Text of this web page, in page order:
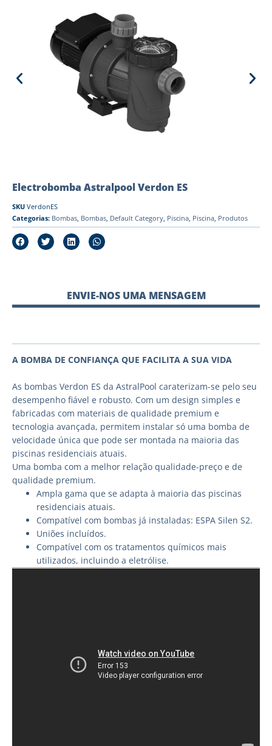
Electrobomba Astralpool Verdon ES
SKU VerdonES
Categorias: Bombas, Bombas, Default Category, Piscina, Piscina, Produtos
ENVIE-NOS UMA MENSAGEM
A BOMBA DE CONFIANÇA QUE FACILITA A SUA VIDA
As bombas Verdon ES da AstralPool caraterizam-se pelo seu
desempenho fiável e robusto. Com um design simples e
fabricadas com materiais de qualidade premium e
tecnologia avançada, permitem instalar só uma bomba de
velocidade única que pode ser montada na maioria das
piscinas residenciais atuais.
Uma bomba com a melhor relação qualidade-preço e de
qualidade premium.
Ampla gama que se adapta à maioria das piscinas
residenciais atuais.
Compatível com bombas já instaladas: ESPA Silen S2.
Uniões incluídos.
Compatível com os tratamentos químicos mais
utilizados, incluindo a eletrólise.